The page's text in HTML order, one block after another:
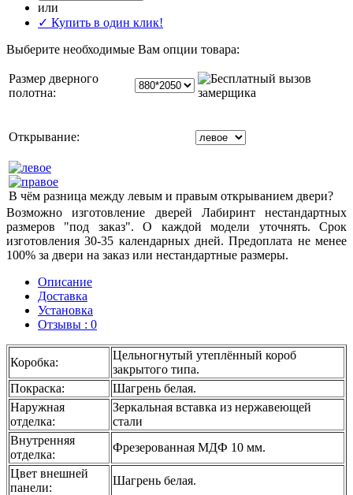
или
✓ Купить в один клик!
Выберите необходимые Вам опции товара:
Размер дверного
полотна:
Открывание:
В чём разница между левым и правым открыванием двери?
Возможно изготовление дверей Лабиринт нестандартных
размеров "под заказ". О каждой модели уточнять. Срок
изготовления 30-35 календарных дней. Предоплата не менее
100% за двери на заказ или нестандартные размеры.
Описание
Доставка
Установка
Отзывы : 0
Коробка:
Цельногнутый утеплённый короб
закрытого типа.
Покраска:
Шагрень белая.
Наружная
отделка:
Зеркальная вставка из нержавеющей
стали
Внутренняя
отделка:
Фрезерованная МДФ 10 мм.
Цвет внешней
панели:
Шагрень белая.